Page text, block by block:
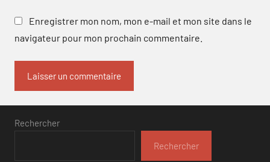
Enregistrer mon nom, mon e-mail et mon site dans le
navigateur pour mon prochain commentaire.
Rechercher
Rechercher